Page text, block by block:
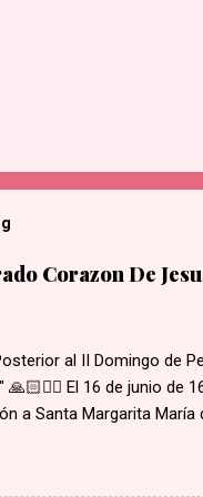
Corazon De
al II Domingo de
🙏🏻❤️‍🔥 El 16 de junio de
a Santa Margarita María
interior de su corazón,